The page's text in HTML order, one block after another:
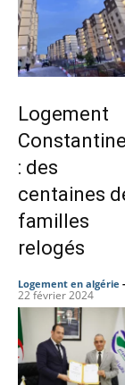
Logement
Constantine
: des
centaines
familles
relogés
Logement en algérie -
22 février 2024